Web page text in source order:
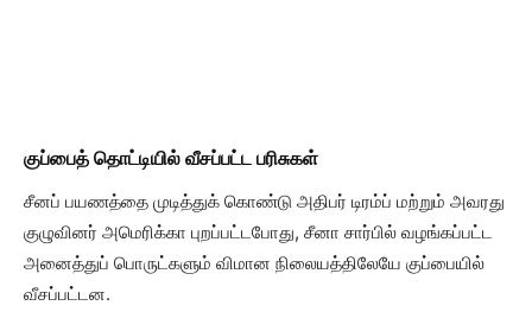
குப்பைத் தொட்டியில் வீசப்பட்ட பரிசுகள்
சீனப் பயணத்தை முடித்துக் கொண்டு அதிபர் டிரம்ப் மற்றும் அவரது
குழுவினர் அமெரிக்கா புறப்பட்டபோது, சீனா சார்பில் வழங்கப்பட்ட
அனைத்துப் பொருட்களும் விமான நிலையத்திலேயே குப்பையில்
வீசப்பட்டன.